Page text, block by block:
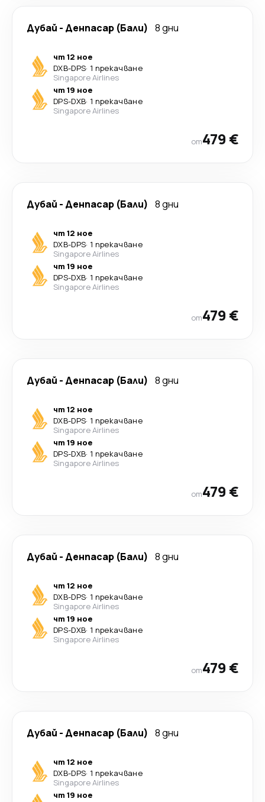
Дубай - Денпасар (Бали) 8 дни
чт 12 ное
DXB-DPS· 1 прекачване
Singapore Airlines
чт 19 ное
DPS-DXB· 1 прекачване
Singapore Airlines
от479 €
Дубай - Денпасар (Бали) 8 дни
чт 12 ное
DXB-DPS· 1 прекачване
Singapore Airlines
чт 19 ное
DPS-DXB· 1 прекачване
Singapore Airlines
от479 €
Дубай - Денпасар (Бали) 8 дни
чт 12 ное
DXB-DPS· 1 прекачване
Singapore Airlines
чт 19 ное
DPS-DXB· 1 прекачване
Singapore Airlines
от479 €
Дубай - Денпасар (Бали) 8 дни
чт 12 ное
DXB-DPS· 1 прекачване
Singapore Airlines
чт 19 ное
DPS-DXB· 1 прекачване
Singapore Airlines
от479 €
Дубай - Денпасар (Бали) 8 дни
чт 12 ное
DXB-DPS· 1 прекачване
Singapore Airlines
чт 19 ное